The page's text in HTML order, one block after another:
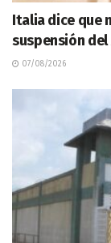
Italia dice que
suspensión del
07/08/2026